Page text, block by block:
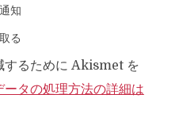
知
る
するために Akismet を
ータの処理方法の詳細は